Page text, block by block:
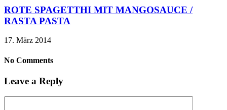
ROTE SPAGETTHI MIT MANGOSAUCE /
RASTA PASTA
17. März 2014
No Comments
Leave a Reply